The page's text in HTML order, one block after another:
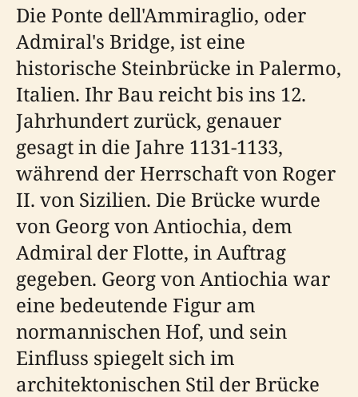
Die Ponte dell'Ammiraglio, oder
Admiral's Bridge, ist eine
historische Steinbrücke in Palermo,
Italien. Ihr Bau reicht bis ins 12.
Jahrhundert zurück, genauer
gesagt in die Jahre 1131-1133,
während der Herrschaft von Roger
II. von Sizilien. Die Brücke wurde
von Georg von Antiochia, dem
Admiral der Flotte, in Auftrag
gegeben. Georg von Antiochia war
eine bedeutende Figur am
normannischen Hof, und sein
Einfluss spiegelt sich im
architektonischen Stil der Brücke